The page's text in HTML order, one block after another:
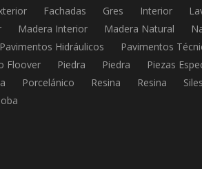
Fachadas Gres Interior
Madera Interior Madera Natural
Pavimentos Hidráulicos
Pavimentos
Floover
Piedra Piedra
Piezas
Porcelánico Resina Resina